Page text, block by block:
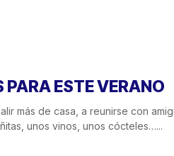
PARA ESTE VERANO
más de casa, a reunirse con
unos vinos, unos cócteles…...